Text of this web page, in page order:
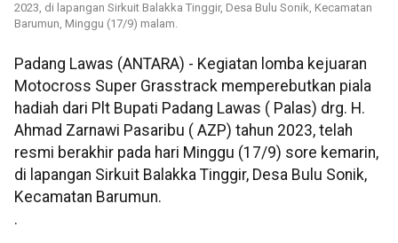
2023, di lapangan Sirkuit Balakka Tinggir, Desa Bulu Sonik, Kecamatan
Barumun, Minggu (17/9) malam.
Padang Lawas (ANTARA) - Kegiatan lomba kejuaran
Motocross Super Grasstrack memperebutkan piala
hadiah dari Plt Bupati Padang Lawas ( Palas) drg. H.
Ahmad Zarnawi Pasaribu ( AZP) tahun 2023, telah
resmi berakhir pada hari Minggu (17/9) sore kemarin,
di lapangan Sirkuit Balakka Tinggir, Desa Bulu Sonik,
Kecamatan Barumun.
.